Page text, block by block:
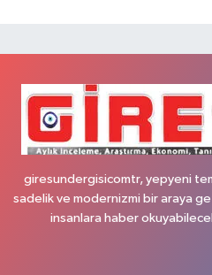
giresundergisicomtr, yepyeni
sadelik ve modernizmi bir araya
insanlara haber